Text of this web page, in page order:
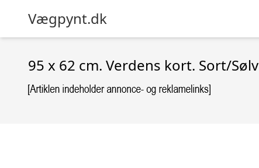
Vægpynt.dk
95 x 62 cm. Verdens kort. Sort/Sølv